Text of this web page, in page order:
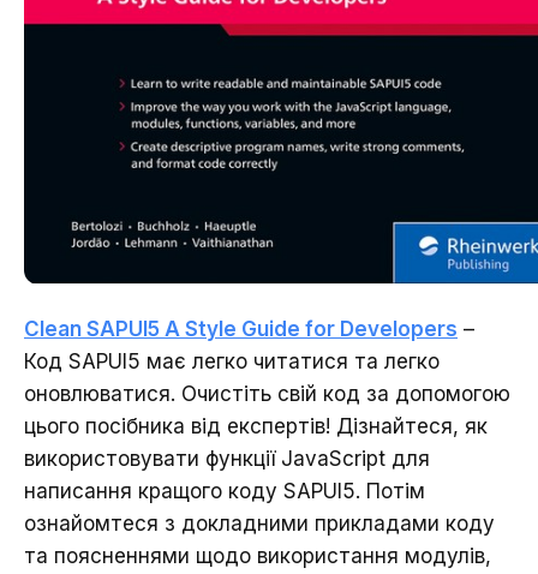
Clean SAPUI5 A Style Guide for Developers –
Код SAPUI5 має легко читатися та легко
оновлюватися. Очистіть свій код за допомогою
цього посібника від експертів! Дізнайтеся, як
використовувати функції JavaScript для
написання кращого коду SAPUI5. Потім
ознайомтеся з докладними прикладами коду
та поясненнями щодо використання модулів,